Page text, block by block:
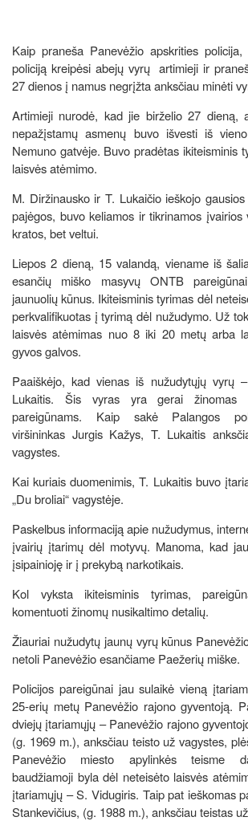
Kaip praneša Panevėžio apskrities
policiją kreipėsi abejų vyrų artimieji ir
27 dienos į namus negrįžta anksčiau minėti
Artimieji nurodė, kad jie birželio 27 dieną,
nepažįstamų asmenų buvo išvesti iš
Nemuno gatvėje. Buvo pradėtas ikiteisminis
laisvės atėmimo.
M. Diržinausko ir T. Lukaičio ieškojo
pajėgos, buvo keliamos ir tikrinamos įvairios
kratos, bet veltui.
Liepos 2 dieną, 15 valandą, viename iš
esančių miško masyvų ONTB
jaunuolių kūnus. Ikiteisminis tyrimas dėl
perkvalifikuotas į tyrimą dėl nužudymo. Už
laisvės atėmimas nuo 8 iki 20 metų arba
gyvos galvos.
Paaiškėjo, kad vienas iš nužudytųjų vyrų
Lukaitis. Šis vyras yra gerai žinomas
pareigūnams. Kaip sakė Palangos
viršininkas Jurgis Kažys, T. Lukaitis
vagystes.
Kai kuriais duomenimis, T. Lukaitis buvo
„Du broliai“ vagystėje.
Paskelbus informaciją apie nužudymus,
įvairių įtarimų dėl motyvų. Manoma, kad
įsipainioję ir į prekybą narkotikais.
Kol vyksta ikiteisminis tyrimas,
komentuoti žinomų nusikaltimo detalių.
Žiauriai nužudytų jaunų vyrų kūnus
netoli Panevėžio esančiame Paežerių miške.
Policijos pareigūnai jau sulaikė vieną
25-erių metų Panevėžio rajono gyventoją.
dviejų įtariamųjų – Panevėžio rajono
(g. 1969 m.), anksčiau teisto už vagystes,
Panevėžio miesto apylinkės teisme
baudžiamoji byla dėl neteisėto laisvės
įtariamųjų – S. Vidugiris. Taip pat ieškomas
Stankevičius, (g. 1988 m.), anksčiau teistas